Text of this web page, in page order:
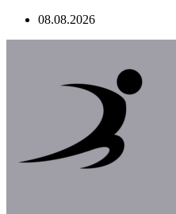
Перейти08.08.2026